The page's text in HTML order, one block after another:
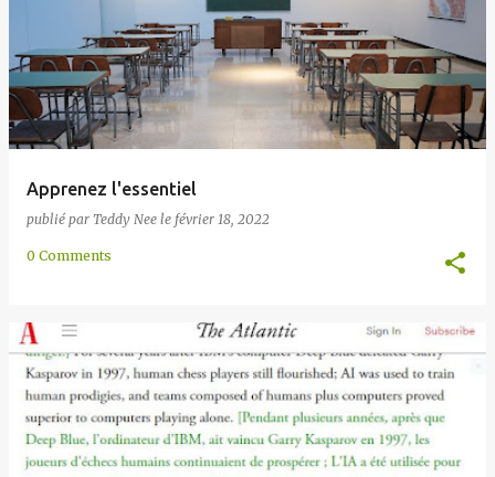
Apprenez l'essentiel
publié par Teddy Nee le février 18, 2022
0 Comments